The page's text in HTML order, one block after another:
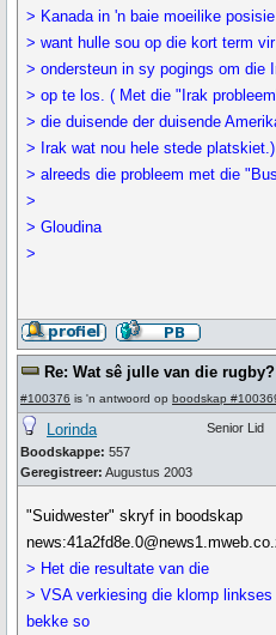
> Kanada in 'n baie moeilike
> want hulle sou op die kort term
> ondersteun in sy pogings om die
> op te los. ( Met die "Irak
> die duisende der duisende
> Irak wat nou hele stede
> alreeds die probleem met die
>
> Gloudina
>
Re: Wat sê julle van die rugby?
#100376 is 'n antwoord op boodskap
Lorinda
Boodskappe: 557
Geregistreer: Augustus 2003
Senior Lid
"Suidwester" skryf in boodskap
> Het die resultate van die
> VSA verkiesing die klomp
bekke so